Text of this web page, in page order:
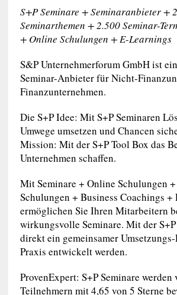
S+P Seminare + Seminaranbieter +
Seminarthemen + 2.500 Seminar-
+ Online Schulungen + E-Learnings
S&P Unternehmerforum GmbH ist
Seminar-Anbieter für Nicht-
Finanzunternehmen.
Die S+P Idee: Mit S+P Seminaren
Umwege umsetzen und Chancen
Mission: Mit der S+P Tool Box das
Unternehmen schaffen.
Mit Seminare + Online Schulungen
Schulungen + Business Coachings +
ermöglichen Sie Ihren Mitarbeitern
wirkungsvolle Seminare. Mit der
direkt ein gemeinsamer
Praxis entwickelt werden.
ProvenExpert: S+P Seminare werden
Teilnehmern mit 4,65 von 5 Sterne